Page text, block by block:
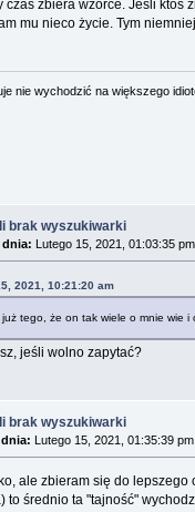
czas zbiera wzorce. Jeśli ktoś
mu nieco życie. Tym
nie wychodzić na większego
brak wyszukiwarki
dnia: Lutego 15, 2021, 01:03:35
2021, 10:21:20 am
tego, że on tak wiele o mnie wie i
jeśli wolno zapytać?
brak wyszukiwarki
Lutego 15, 2021, 01:35:39
ale zbieram się do
to średnio ta "tajność"